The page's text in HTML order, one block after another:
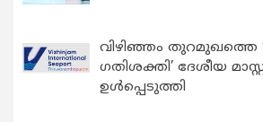
വിഴിഞ്ഞം തുറമുഖത്തെ
ഗതിശക്തി’ ദേശീയ
ഉൾപ്പെടുത്തി